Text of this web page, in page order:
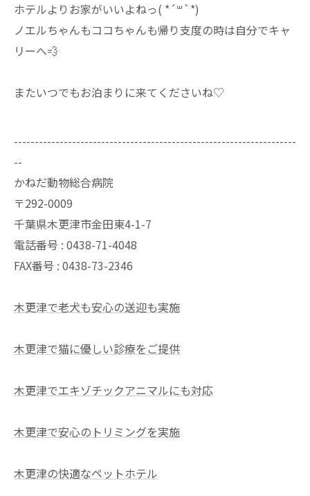
ホテルよりお家がいいよねっ( *´꒳`*)
ノエルちゃんもココちゃんも帰り支度の時は自分でキャ
リーへ💨⁡
またいつでもお泊まりに来てくださいね♡
--------------------------------------------------------------------
--
かねだ動物総合病院
〒292-0009
千葉県木更津市金田東4-1-7
電話番号 : 0438-71-4048
FAX番号 : 0438-73-2346
木更津で老犬も安心の送迎も実施
木更津で猫に優しい診療をご提供
木更津でエキゾチックアニマルにも対応
木更津で安心のトリミングを実施
木更津の快適なペットホテル